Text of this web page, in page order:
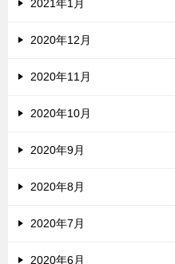
2021年1月
2020年12月
2020年11月
2020年10月
2020年9月
2020年8月
2020年7月
2020年6月